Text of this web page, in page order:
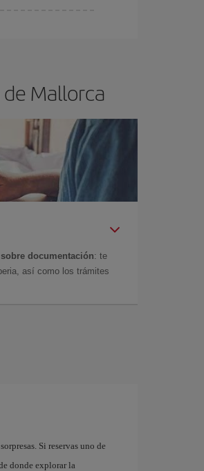
Mallorca
documentación: te
así como los trámites
Si reservas uno de
donde explorar la